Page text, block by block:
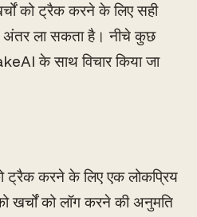
को ट्रैक करने के लिए सही
अंतर ला सकता है। नीचे कुछ
के साथ विचार किया जा
ट्रैक करने के लिए एक लोकप्रिय
खर्चों को लॉग करने की अनुमति